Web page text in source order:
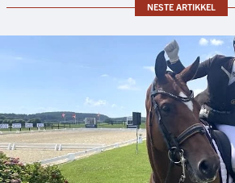
NESTE ARTIKKEL